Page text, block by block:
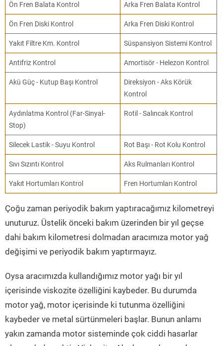
Ön Fren Balata Kontrol Arka Fren Balata Kontrol
Ön Fren Diski Kontrol Arka Fren Diski Kontrol
Yakıt Filtre Km. Kontrol Süspansiyon Sistemi Kontrol
Antifriz Kontrol Amortisör - Helezon Kontrol
Akü Güç - Kutup Başı Kontrol
Direksiyon - Aks Körük
Kontrol
Aydınlatma Kontrol (Far-Sinyal-
Stop)
Rotil - Salıncak Kontrol
Silecek Lastik - Suyu Kontrol Rot Başı - Rot Kolu Kontrol
Sıvı Sızıntı Kontrol Aks Rulmanları Kontrol
Yakıt Hortumları Kontrol Fren Hortumları Kontrol
Çoğu zaman periyodik bakım yaptıracağımız kilometreyi
unuturuz. Üstelik önceki bakım üzerinden bir yıl geçse
dahi bakım kilometresi dolmadan aracımıza motor yağ
değişimi ve periyodik bakım yaptırmayız.
Oysa aracımızda kullandığımız motor yağı bir yıl
içerisinde viskozite özelliğini kaybeder. Bu durumda
motor yağ, motor içerisinde ki tutunma özelliğini
kaybeder ve metal sürtünmeleri başlar. Bunun anlamı
yakın zamanda motor sisteminde çok ciddi hasarlar